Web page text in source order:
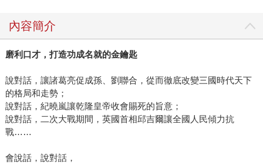
內容簡介
磨利口才，打造功成名就的金鑰匙
說對話，讓諸葛亮促成孫、劉聯合，從而徹底改變三國時代天下
的格局和走勢；
說對話，紀曉嵐讓乾隆皇帝收會賜死的旨意；
說對話，二次大戰期間，英國首相邱吉爾讓全國人民傾力抗
戰……
會說話，說對話，